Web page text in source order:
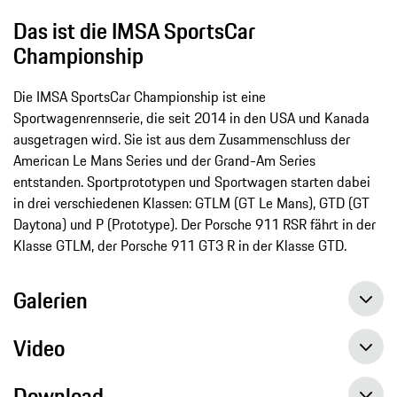
Das ist die IMSA SportsCar
Championship
Die IMSA SportsCar Championship ist eine
Sportwagenrennserie, die seit 2014 in den USA und Kanada
ausgetragen wird. Sie ist aus dem Zusammenschluss der
American Le Mans Series und der Grand-Am Series
entstanden. Sportprototypen und Sportwagen starten dabei
in drei verschiedenen Klassen: GTLM (GT Le Mans), GTD (GT
Daytona) und P (Prototype). Der Porsche 911 RSR fährt in der
Klasse GTLM, der Porsche 911 GT3 R in der Klasse GTD.
Galerien
Video